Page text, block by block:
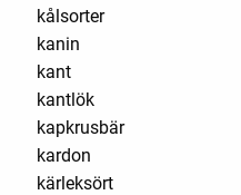
kålsorter
kanin
kant
kantlök
kapkrusbär
kardon
kärleksört